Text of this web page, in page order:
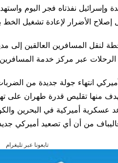
وإسرائيل نفذتاه فجر اليوم
إصلاح الأضرار لإعادة تشغيل
لنقل المسافرين العالقين إلى
عبر مركز خدمة
منها تقليص قدرة طهران
عسكرية أميركية في البحرين
قاليباف من أن أي تصعيد أميركي
تابعونا عبر تليغرام